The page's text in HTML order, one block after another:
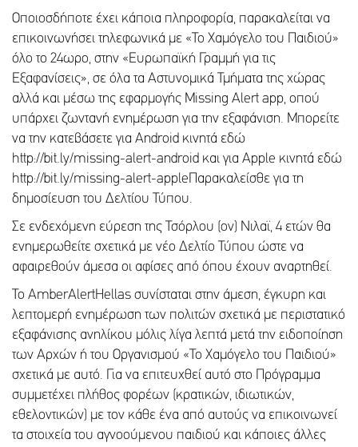
Οποιοσδήποτε έχει κάποια πληροφορία, παρακαλείται να
επικοινωνήσει τηλεφωνικά με «Το Χαμόγελο του Παιδιού»
όλο το 24ωρο, στην «Ευρωπαϊκή Γραμμή για τις
Εξαφανίσεις», σε όλα τα Αστυνομικά Τμήματα της χώρας
αλλά και μέσω της εφαρμογής Missing Alert app, οπού
υπάρχει ζωντανή ενημέρωση για την εξαφάνιση. Μπορείτε
να την κατεβάσετε για Android κινητά εδώ
http://bit.ly/missing-alert-android και για Apple κινητά εδώ
http://bit.ly/missing-alert-appleΠαρακαλείσθε για τη
δημοσίευση του Δελτίου Τύπου.
Σε ενδεχόμενη εύρεση της Τσόρλου (ον) Νιλαϊ, 4 ετών θα
ενημερωθείτε σχετικά με νέο Δελτίο Τύπου ώστε να
αφαιρεθούν άμεσα οι αφίσες από όπου έχουν αναρτηθεί.
Το AmberAlertHellas συνίσταται στην άμεση, έγκυρη και
λεπτομερή ενημέρωση των πολιτών σχετικά με περιστατικό
εξαφάνισης ανηλίκου μόλις λίγα λεπτά μετά την ειδοποίηση
των Αρχών ή του Οργανισμού «Το Χαμόγελο του Παιδιού»
σχετικά με αυτό. Για να επιτευχθεί αυτό στο Πρόγραμμα
συμμετέχει πλήθος φορέων (κρατικών, ιδιωτικών,
εθελοντικών) με τον κάθε ένα από αυτούς να επικοινωνεί
τα στοιχεία του αγνοούμενου παιδιού και κάποιες άλλες